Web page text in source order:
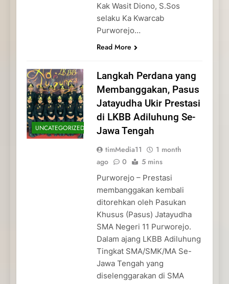
Kak Wasit Diono, S.Sos
selaku Ka Kwarcab
Purworejo…
Read More
UNCATEGORIZED
Langkah Perdana yang
Membanggakan, Pasus
Jatayudha Ukir Prestasi
di LKBB Adiluhung Se-
Jawa Tengah
timMedia11
1 month
ago
0 5 mins
Purworejo – Prestasi
membanggakan kembali
ditorehkan oleh Pasukan
Khusus (Pasus) Jatayudha
SMA Negeri 11 Purworejo.
Dalam ajang LKBB Adiluhung
Tingkat SMA/SMK/MA Se-
Jawa Tengah yang
diselenggarakan di SMA